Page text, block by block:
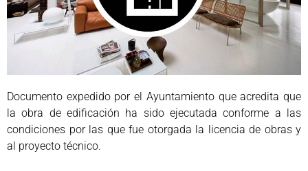
Documento expedido por el Ayuntamiento que acredita que
la obra de edificación ha sido ejecutada conforme a las
condiciones por las que fue otorgada la licencia de obras y
al proyecto técnico.